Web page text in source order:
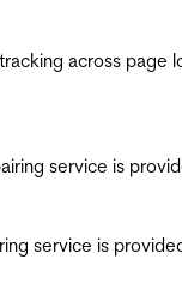
across page
service is
service is